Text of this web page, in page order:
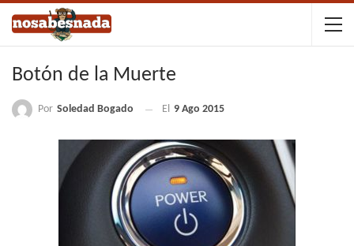
Botón de la Muerte
Por Soledad Bogado El 9 Ago 2015